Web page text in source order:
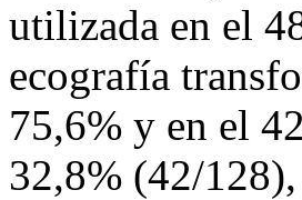
utilizada en el
ecografía
75,6% y en el
32,8% (42/